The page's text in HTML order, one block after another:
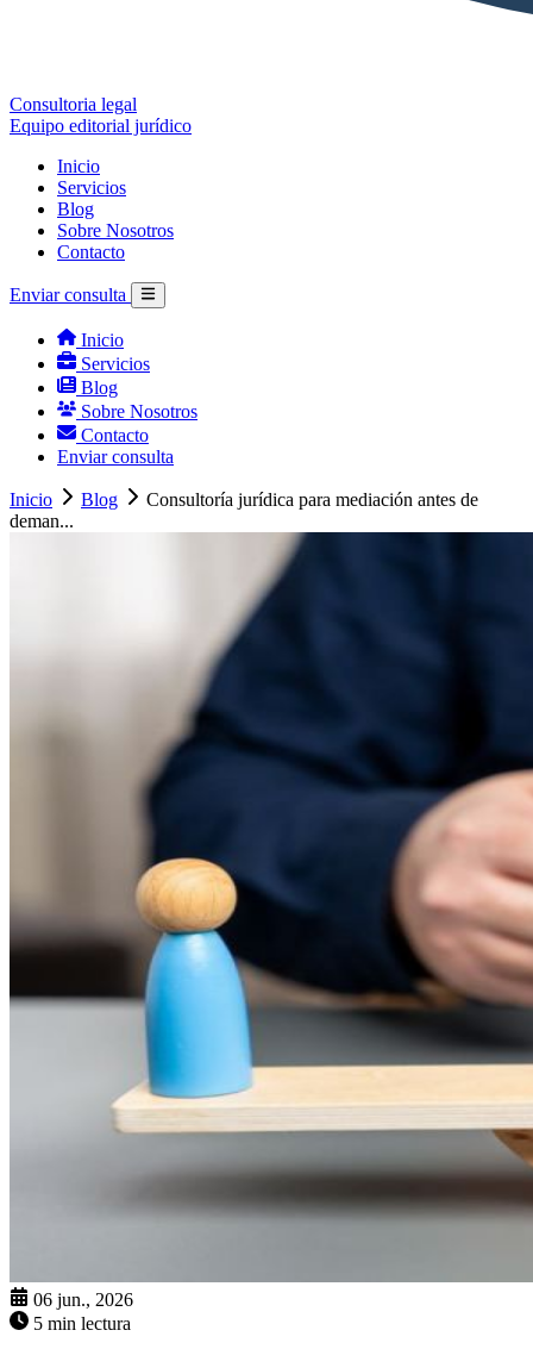
Consultoria legal
Equipo editorial jurídico
Inicio
Servicios
Blog
Sobre Nosotros
Contacto
Enviar consulta
Inicio
Servicios
Blog
Sobre Nosotros
Contacto
Enviar consulta
Inicio Blog
Consultoría jurídica para mediación antes de
deman...
06 jun., 2026
5 min lectura